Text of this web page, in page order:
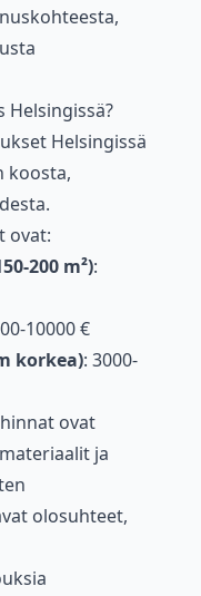
Helsingissä
koosta,
ovat:
200 m²):
10000 €
korkea): 3000-
ovat
ja
olosuhteet,